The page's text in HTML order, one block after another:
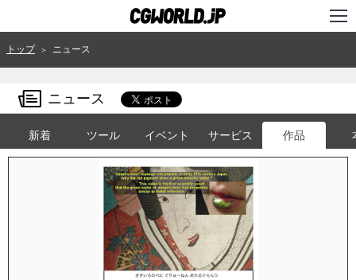
TOP
ニュース
特集
トップ ＞ ニュース
ニュース
新着 ツール イベント サービス 作品